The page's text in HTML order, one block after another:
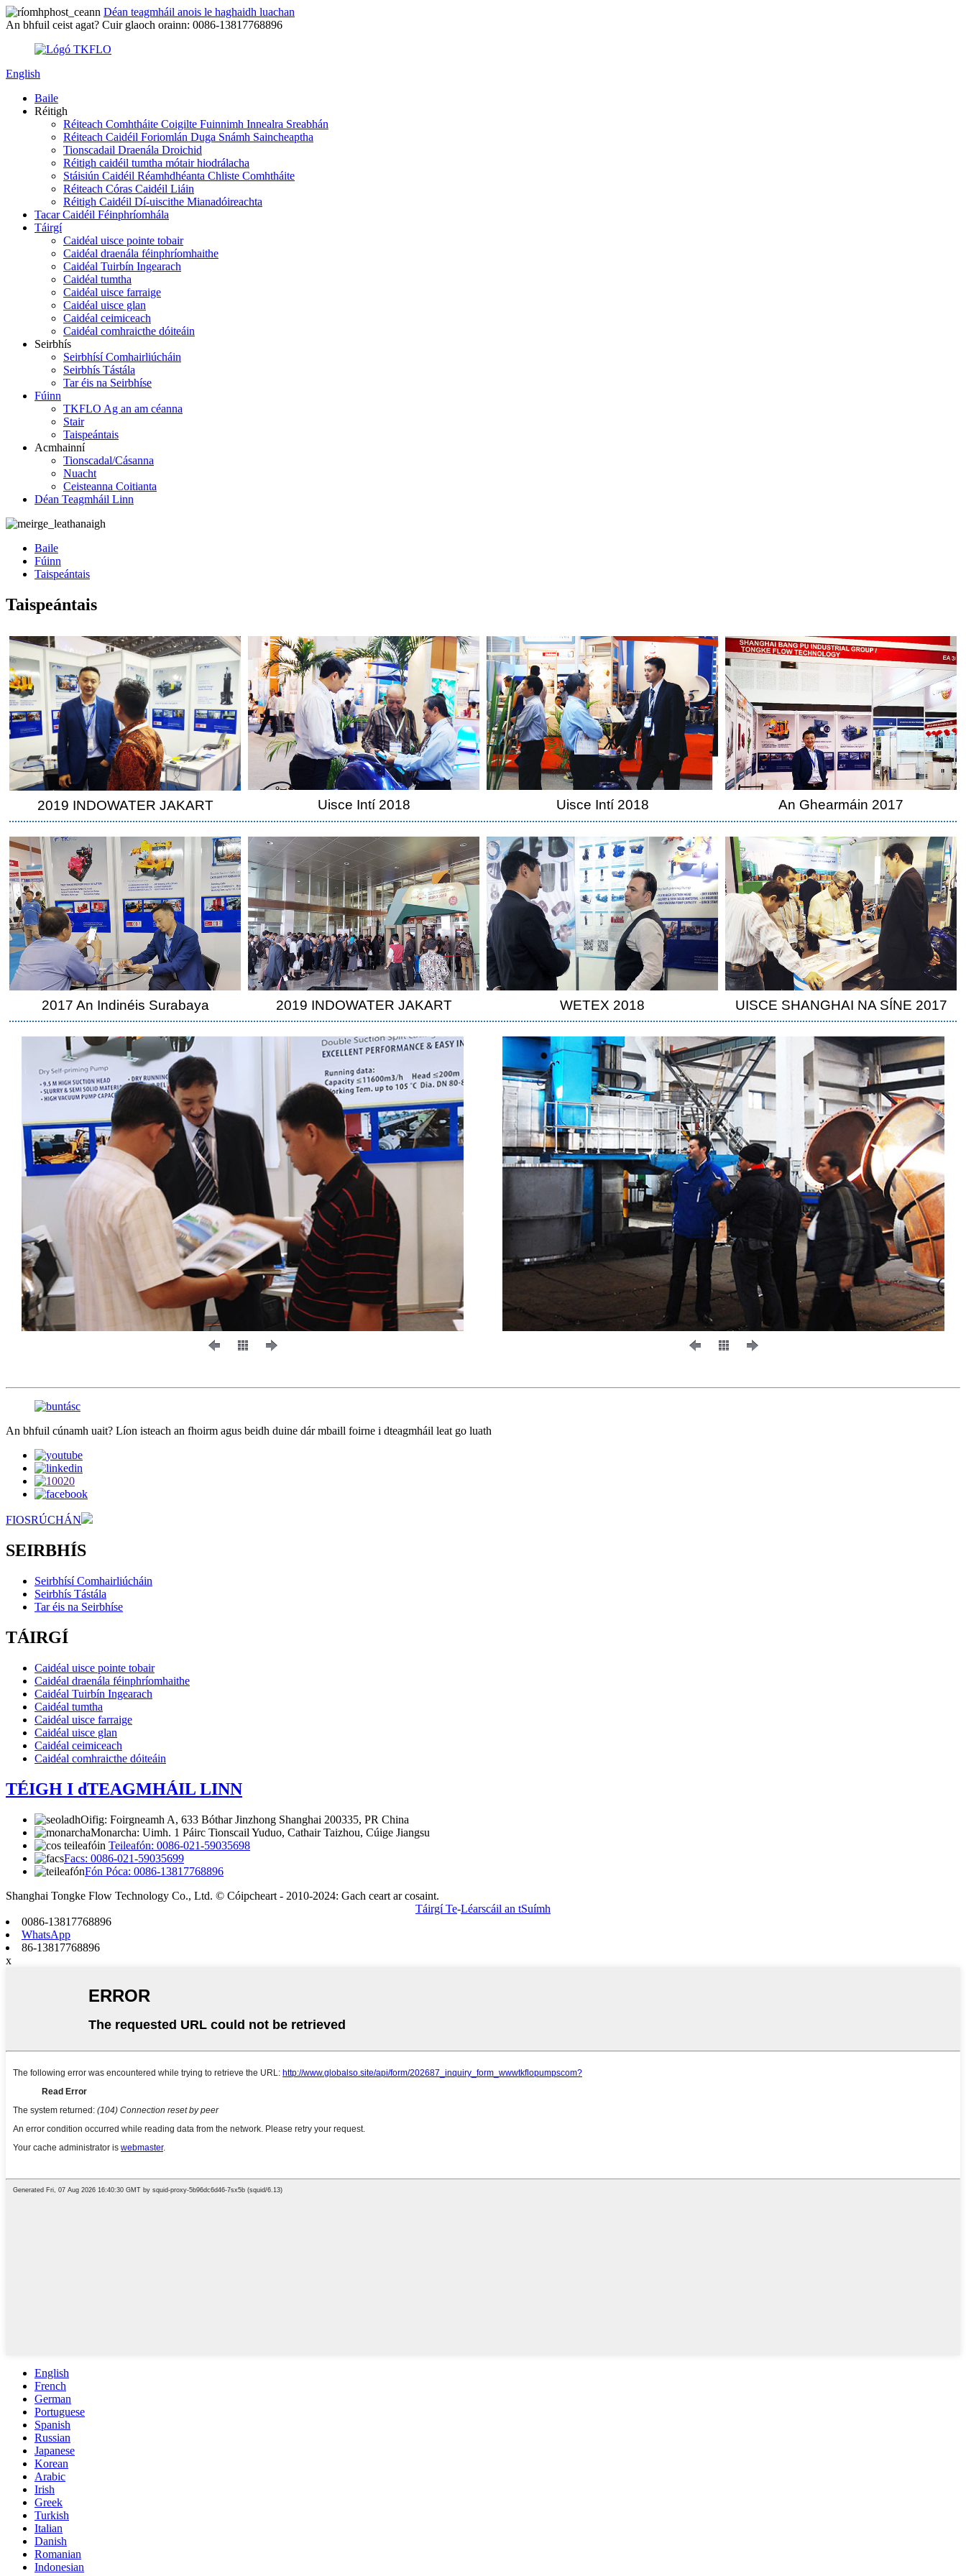
Déan teagmháil anois le haghaidh luachan
An bhfuil ceist agat? Cuir glaoch orainn: 0086-13817768896
English
Baile
Réitigh
Réiteach Comhtháite Coigilte Fuinnimh Innealra Sreabhán
Réiteach Caidéil Foriomlán Duga Snámh Saincheaptha
Tionscadail Draenála Droichid
Réitigh caidéil tumtha mótair hiodrálacha
Stáisiún Caidéil Réamhdhéanta Chliste Comhtháite
Réiteach Córas Caidéil Liáin
Réitigh Caidéil Dí-uiscithe Mianadóireachta
Tacar Caidéil Féinphríomhála
Táirgí
Caidéal uisce pointe tobair
Caidéal draenála féinphríomhaithe
Caidéal Tuirbín Ingearach
Caidéal tumtha
Caidéal uisce farraige
Caidéal uisce glan
Caidéal ceimiceach
Caidéal comhraicthe dóiteáin
Seirbhís
Seirbhísí Comhairliúcháin
Seirbhís Tástála
Tar éis na Seirbhíse
Fúinn
TKFLO Ag an am céanna
Stair
Taispeántais
Acmhainní
Tionscadal/Cásanna
Nuacht
Ceisteanna Coitianta
Déan Teagmháil Linn
Baile
Fúinn
Taispeántais
Taispeántais
2019 INDOWATER JAKART Uisce Intí 2018 Uisce Intí 2018 An Ghearmáin 2017
2017 An Indinéis Surabaya 2019 INDOWATER JAKART WETEX 2018 UISCE SHANGHAI NA SÍNE 2017
An bhfuil cúnamh uait? Líon isteach an fhoirm agus beidh duine dár mbaill foirne i dteagmháil leat go luath
FIOSRÚCHÁN
SEIRBHÍS
Seirbhísí Comhairliúcháin
Seirbhís Tástála
Tar éis na Seirbhíse
TÁIRGÍ
Caidéal uisce pointe tobair
Caidéal draenála féinphríomhaithe
Caidéal Tuirbín Ingearach
Caidéal tumtha
Caidéal uisce farraige
Caidéal uisce glan
Caidéal ceimiceach
Caidéal comhraicthe dóiteáin
TÉIGH I dTEAGMHÁIL LINN
Oifig: Foirgneamh A, 633 Bóthar Jinzhong Shanghai 200335, PR China
Monarcha: Uimh. 1 Páirc Tionscail Yuduo, Cathair Taizhou, Cúige Jiangsu
Teileafón: 0086-021-59035698
Facs: 0086-021-59035699
Fón Póca: 0086-13817768896
Shanghai Tongke Flow Technology Co., Ltd. © Cóipcheart - 2010-2024: Gach ceart ar cosaint.
Táirgí Te-Léarscáil an tSuímh
0086-13817768896
WhatsApp
86-13817768896
x
English
French
German
Portuguese
Spanish
Russian
Japanese
Korean
Arabic
Irish
Greek
Turkish
Italian
Danish
Romanian
Indonesian